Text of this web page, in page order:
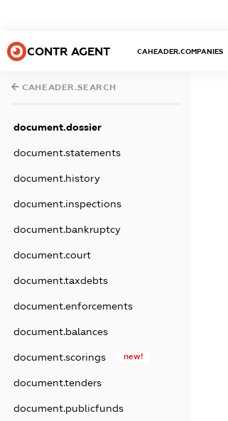
CONTR AGENT CAHEADER.COMPANIES
CAHEADER.SEARCH
document.dossier
document.statements
document.history
document.inspections
document.bankruptcy
document.court
document.taxdebts
document.enforcements
document.balances
document.scorings new!
document.tenders
document.publicfunds